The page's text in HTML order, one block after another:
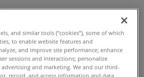
Espanhol Francês Inglês
Português
and similar tools (“cookies”), some of which
to enable website features and
and improve site performance; enhance
sessions and interactions; personalize
and marketing. We and our third-